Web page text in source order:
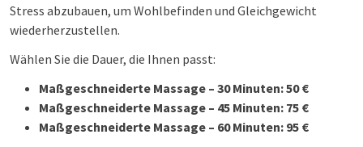
Stress abzubauen, um Wohlbefinden und Gleichgewicht
wiederherzustellen.
Wählen Sie die Dauer, die Ihnen passt:
Maßgeschneiderte Massage – 30 Minuten: 50 €
Maßgeschneiderte Massage – 45 Minuten: 75 €
Maßgeschneiderte Massage – 60 Minuten: 95 €